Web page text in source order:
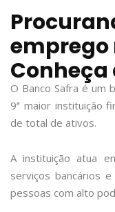
emprego
Conheça
O Banco Safra é um
9ª maior instituição
de total de ativos.
A instituição atua
serviços bancários
pessoas com alto